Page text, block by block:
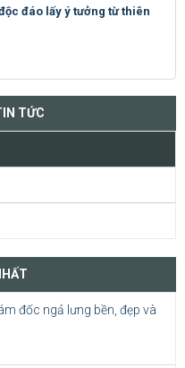
đáo lấy ý tưởng từ thiên
TỨC
đốc ngả lưng bền, đẹp và